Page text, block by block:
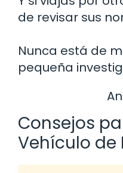
de revisar sus
Nunca está de
pequeña
Consejos
Vehículo de